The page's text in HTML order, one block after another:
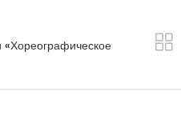
«Хореографическое